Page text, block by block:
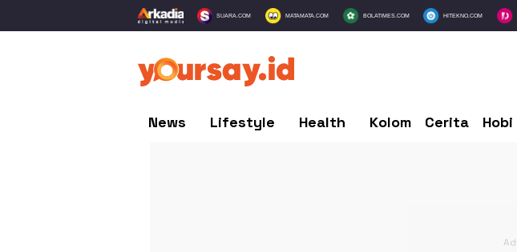
SUARA.COM MATAMATA.COM BOLATIMES.COM HITEKNO.COM
News Lifestyle Health Kolom Cerita Hobi